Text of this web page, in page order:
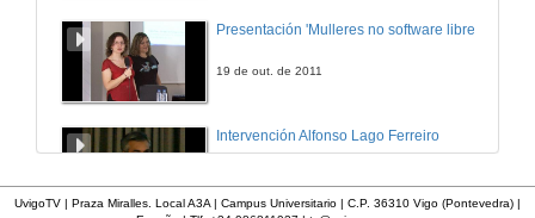
Presentación 'Mulleres no software libre'
19 de out. de 2011
Intervención Alfonso Lago Ferreiro
UvigoTV | Praza Miralles. Local A3A | Campus Universitario | C.P. 36310 Vigo (Pontevedra) |